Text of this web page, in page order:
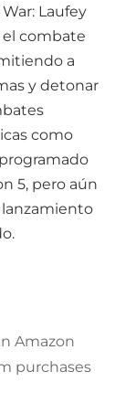
Laufey
combate
a
y detonar
como
5, pero aún
lanzamiento
Amazon
purchases